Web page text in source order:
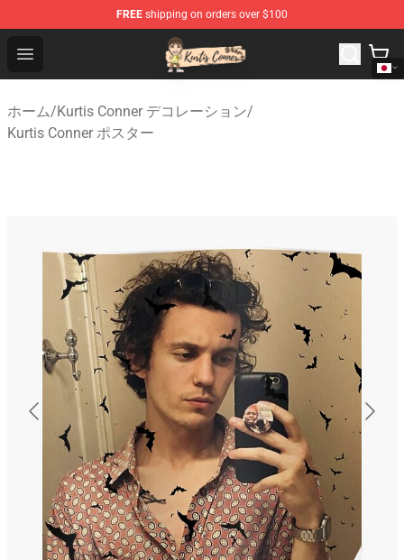
FREE shipping on orders over $100
Open menu
Kurtis Conner Store - Official Kurtis Conner Merchandise
ホーム/Kurtis Conner デコレーション/
Kurtis Conner ポスター